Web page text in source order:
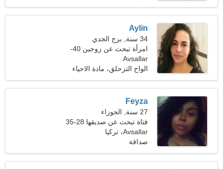
Aylin
34 سنة, برج الجدي
امرأة تبحث عن زوجين 40-
43
Avsallar
الواح التزحلق، مادة الاحياء
Feyza
27 سنة, الجوزاء
فتاة تبحث عن صديقها 28-35
Avsallar، تركيا
صداقة